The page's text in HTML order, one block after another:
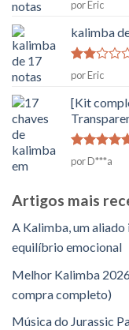
como
5
por Eric
kalimba
Classificado
como
2
em
5
por Eric
[Kit
Classificado
como
por D***a
Artigos mais
A Kalimba, um aliado
equilíbrio emocional
Melhor Kalimba
compra completo)
Música do Jurassic